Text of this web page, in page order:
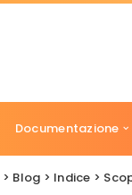
Documentazione
> Blog > Indice >